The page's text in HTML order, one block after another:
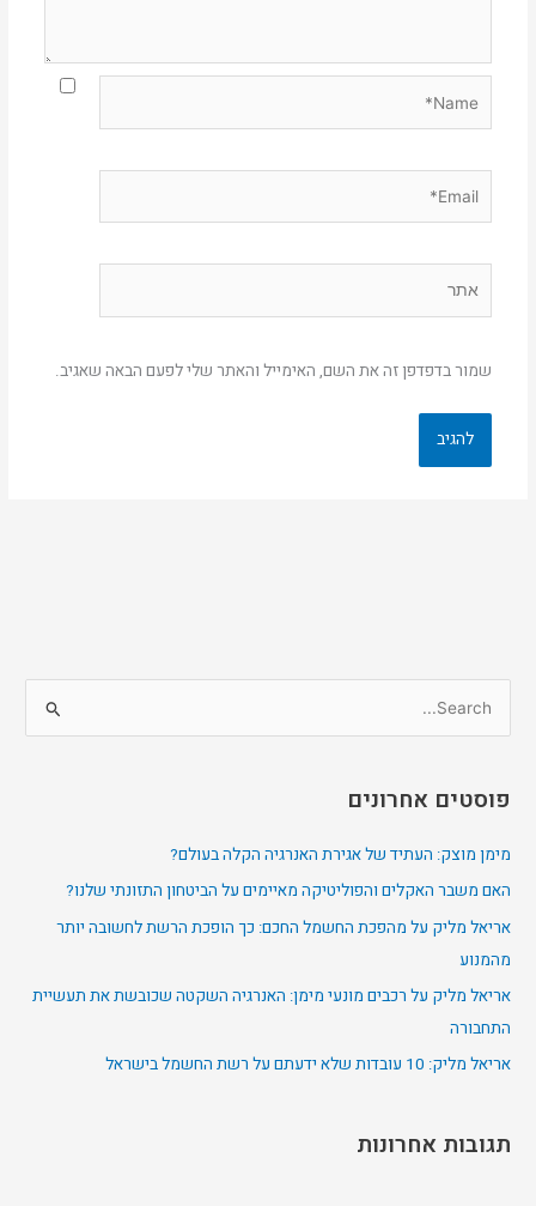
שמור בדפדפן זה את השם, האימייל והאתר שלי לפעם הבאה שאגיב.
e
r
o
r
:
פוסטים אחרונים
מימן מוצק: העתיד של אגירת האנרגיה הקלה בעולם?
האם משבר האקלים והפוליטיקה מאיימים על הביטחון התזונתי שלנו?
אריאל מליק על מהפכת החשמל החכם: כך הופכת הרשת לחשובה יותר
מהמנוע
אריאל מליק על רכבים מונעי מימן: האנרגיה השקטה שכובשת את תעשיית
התחבורה
אריאל מליק: 10 עובדות שלא ידעתם על רשת החשמל בישראל
תגובות אחרונות